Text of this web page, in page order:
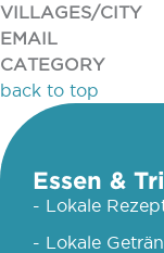
VILLAGES/CITY
EMAIL
CATEGORY
back to top
Essen &
- Lokale
- Lokale